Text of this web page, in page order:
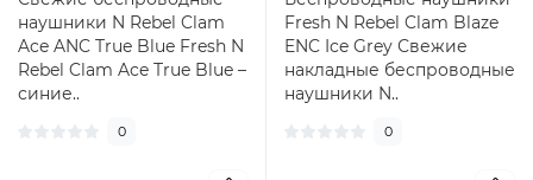
наушники N Rebel Clam
Ace ANC True Blue Fresh N
Rebel Clam Ace True Blue –
синие..
0
Fresh N Rebel Clam Blaze
ENC Ice Grey Свежие
накладные беспроводные
наушники N..
0